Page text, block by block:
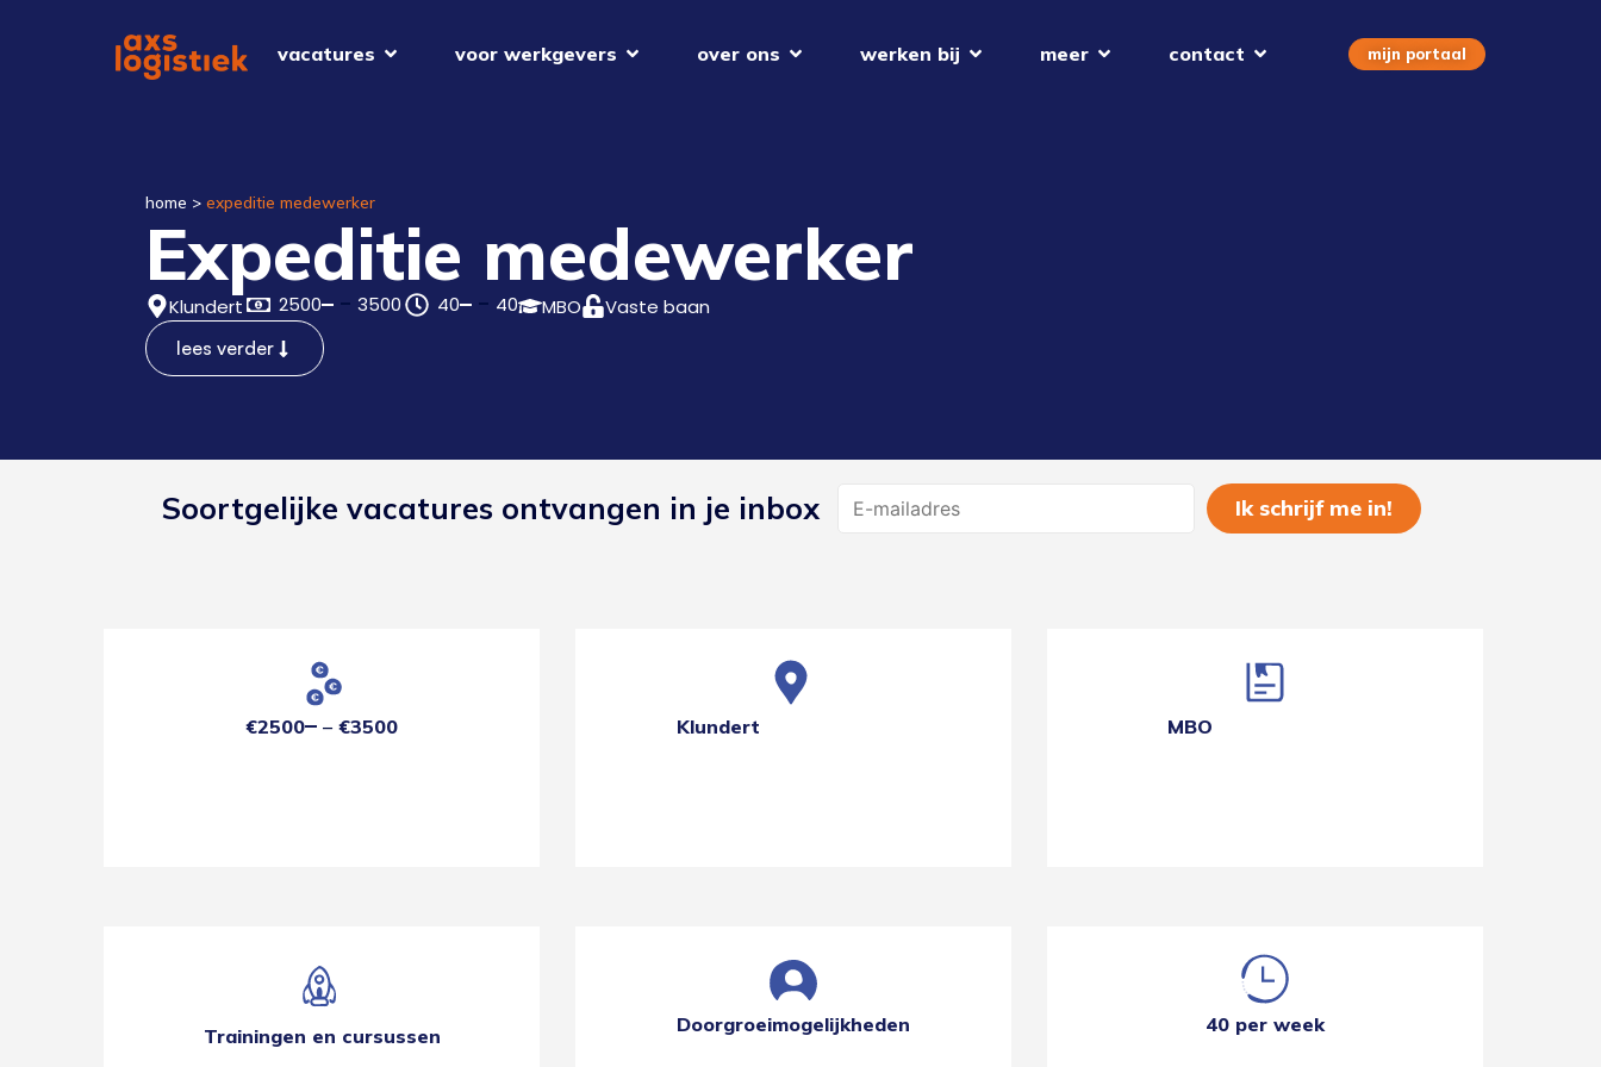
vacatures voor werkgevers over ons werken bij meer contact mijn portaal
home > expeditie medewerker
Expeditie medewerker
Klundert 2500 3500 40 40 MBO Vaste baan
lees verder
Soortgelijke vacatures ontvangen in je inbox
€2500 €3500 Klundert MBO
Trainingen en cursussen Doorgroeimogelijkheden 40 per week